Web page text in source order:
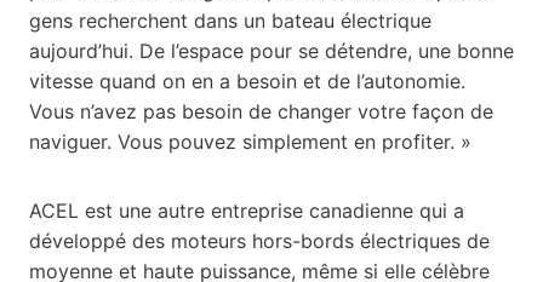
gens recherchent dans un bateau électrique
aujourd’hui. De l’espace pour se détendre, une bonne
vitesse quand on en a besoin et de l’autonomie.
Vous n’avez pas besoin de changer votre façon de
naviguer. Vous pouvez simplement en profiter. »
ACEL est une autre entreprise canadienne qui a
développé des moteurs hors-bords électriques de
moyenne et haute puissance, même si elle célèbre